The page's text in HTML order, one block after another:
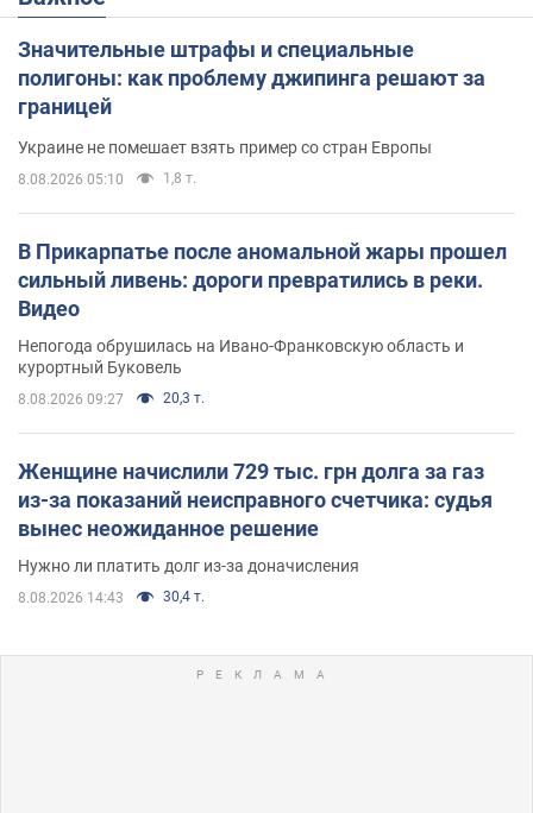
Значительные штрафы и специальные
полигоны: как проблему джипинга решают за
границей
Украине не помешает взять пример со стран Европы
8.08.2026 05:10 1,8 т.
В Прикарпатье после аномальной жары прошел
сильный ливень: дороги превратились в реки.
Видео
Непогода обрушилась на Ивано-Франковскую область и
курортный Буковель
8.08.2026 09:27 20,3 т.
Женщине начислили 729 тыс. грн долга за газ
из-за показаний неисправного счетчика: судья
вынес неожиданное решение
Нужно ли платить долг из-за доначисления
8.08.2026 14:43 30,4 т.